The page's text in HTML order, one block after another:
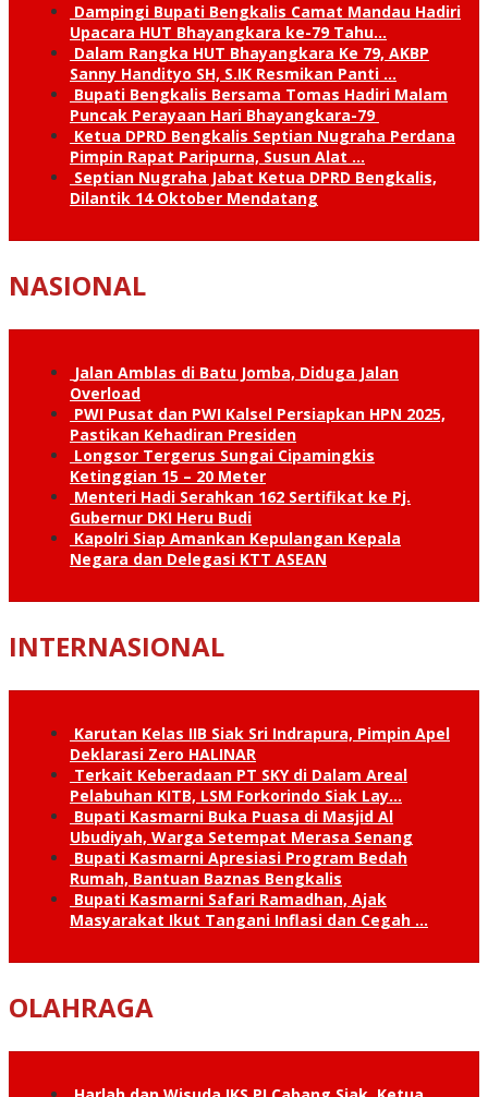
Dampingi Bupati Bengkalis Camat Mandau Hadiri
Upacara HUT Bhayangkara ke-79 Tahu…
Dalam Rangka HUT Bhayangkara Ke 79, AKBP
Sanny Handityo SH, S.IK Resmikan Panti …
Bupati Bengkalis Bersama Tomas Hadiri Malam
Puncak Perayaan Hari Bhayangkara-79
Ketua DPRD Bengkalis Septian Nugraha Perdana
Pimpin Rapat Paripurna, Susun Alat …
Septian Nugraha Jabat Ketua DPRD Bengkalis,
Dilantik 14 Oktober Mendatang
NASIONAL
Jalan Amblas di Batu Jomba, Diduga Jalan
Overload
PWI Pusat dan PWI Kalsel Persiapkan HPN 2025,
Pastikan Kehadiran Presiden
Longsor Tergerus Sungai Cipamingkis
Ketinggian 15 – 20 Meter
Menteri Hadi Serahkan 162 Sertifikat ke Pj.
Gubernur DKI Heru Budi
Kapolri Siap Amankan Kepulangan Kepala
Negara dan Delegasi KTT ASEAN
INTERNASIONAL
Karutan Kelas IIB Siak Sri Indrapura, Pimpin Apel
Deklarasi Zero HALINAR
Terkait Keberadaan PT SKY di Dalam Areal
Pelabuhan KITB, LSM Forkorindo Siak Lay…
Bupati Kasmarni Buka Puasa di Masjid Al
Ubudiyah, Warga Setempat Merasa Senang
Bupati Kasmarni Apresiasi Program Bedah
Rumah, Bantuan Baznas Bengkalis
Bupati Kasmarni Safari Ramadhan, Ajak
Masyarakat Ikut Tangani Inflasi dan Cegah …
OLAHRAGA